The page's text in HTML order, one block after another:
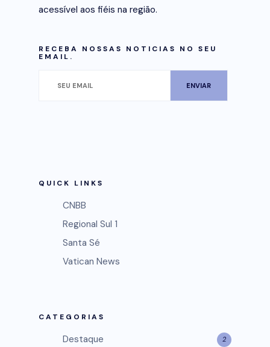
acessível aos fiéis na região.
RECEBA NOSSAS NOTICIAS NO SEU
EMAIL.
QUICK LINKS
CNBB
Regional Sul 1
Santa Sé
Vatican News
CATEGORIAS
Destaque 2